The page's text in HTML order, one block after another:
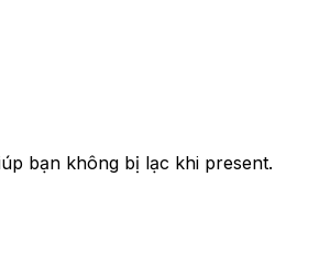
bạn không bị lạc khi present.